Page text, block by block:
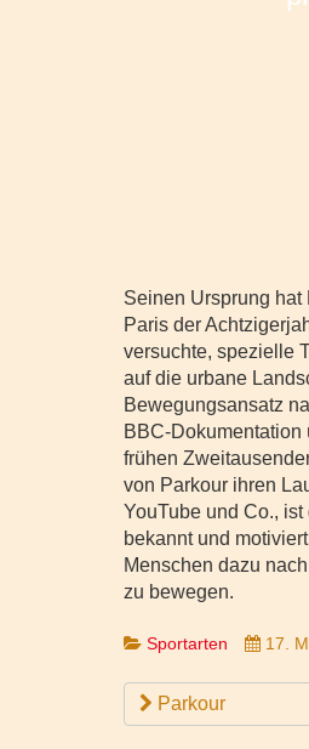
Seinen Ursprung hat
Paris der
versuchte, spezielle
auf die urbane
Bewegungsansatz
BBC-Dokumentation
frühen
von Parkour ihren
YouTube und Co.,
bekannt und
Menschen dazu
zu bewegen.
Sportarten 17.
Parkour